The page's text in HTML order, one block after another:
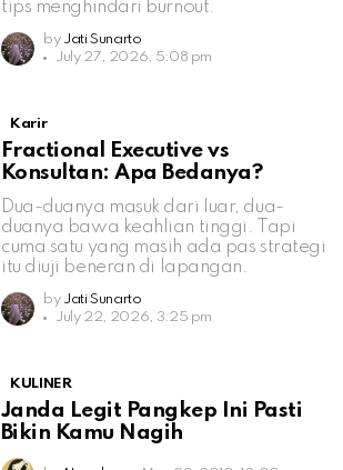
tips menghindari burnout.
by Jati Sunarto
July 27, 2026, 5:08 pm
Karir
Fractional Executive vs
Konsultan: Apa Bedanya?
Dua-duanya masuk dari luar, dua-
duanya bawa keahlian tinggi. Tapi
cuma satu yang masih ada pas strategi
itu diuji beneran di lapangan.
by Jati Sunarto
July 22, 2026, 3:25 pm
KULINER
Janda Legit Pangkep Ini Pasti
Bikin Kamu Nagih